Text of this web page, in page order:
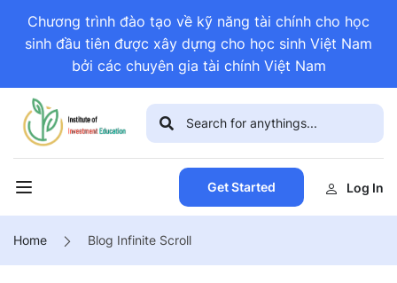
Chương trình đào tạo về kỹ năng tài chính cho học
sinh đầu tiên được xây dựng cho học sinh Việt Nam
bởi các chuyên gia tài chính Việt Nam
Get Started Log In
Home Blog Infinite Scroll